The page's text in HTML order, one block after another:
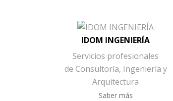
IDOM INGENIERÍA
Servicios profesionales
de Consultoría, Ingeniería y
Arquitectura
Saber más